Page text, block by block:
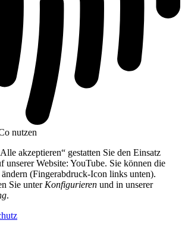
nutzen
akzeptieren“ gestatten Sie den Einsatz
unserer Website: YouTube. Sie können die
(Fingerabdruck-Icon links unten).
Sie unter Konfigurieren und in unserer
.